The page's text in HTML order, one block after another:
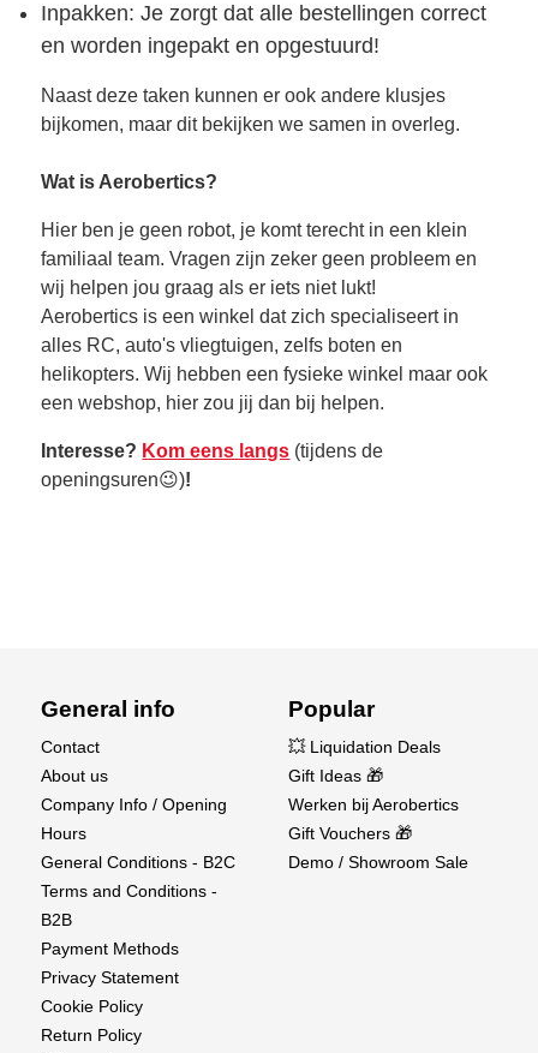
Inpakken: Je zorgt dat alle bestellingen correct
en worden ingepakt en opgestuurd!
Naast deze taken kunnen er ook andere klusjes
bijkomen, maar dit bekijken we samen in overleg.
Wat is Aerobertics?
Hier ben je geen robot, je komt terecht in een klein
familiaal team. Vragen zijn zeker geen probleem en
wij helpen jou graag als er iets niet lukt!
Aerobertics is een winkel dat zich specialiseert in
alles RC, auto's vliegtuigen, zelfs boten en
helikopters. Wij hebben een fysieke winkel maar ook
een webshop, hier zou jij dan bij helpen.
Interesse? Kom eens langs (tijdens de
openingsuren😉)!
General info
Contact
About us
Company Info / Opening
Hours
General Conditions - B2C
Terms and Conditions -
B2B
Payment Methods
Privacy Statement
Cookie Policy
Return Policy
Popular
💥 Liquidation Deals
Gift Ideas 🎁
Werken bij Aerobertics
Gift Vouchers 🎁
Demo / Showroom Sale